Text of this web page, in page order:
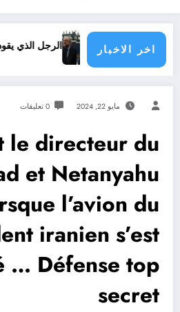
اخر الاخبار
الدول الأطراف الرجل الذي يقود ملف
مايو 22, 2024 0 تعليقات
le directeur du
et Netanyahu
l’avion du
iranien s’est
… Défense top
secret